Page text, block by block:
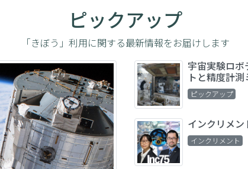
ピックアップ
「きぼう」利用に関する最新情報をお届けします
宇宙実験ロ
トと精度計
ピックアップ
インクリメン
インクリメント